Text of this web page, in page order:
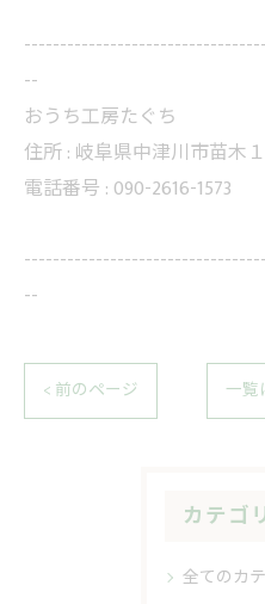
--
おうち工房たぐち
住所 : 岐阜県中津川市苗木
電話番号 : 090-2616-1573
--
< 前のページ 一覧
カテゴ
全てのカ